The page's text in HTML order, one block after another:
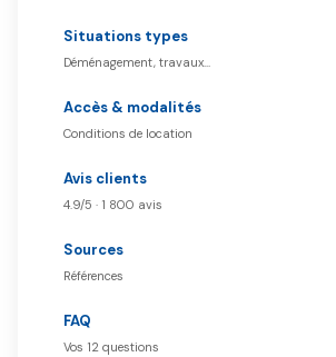
Situations types
Déménagement, travaux…
Accès & modalités
Conditions de location
Avis clients
4.9/5 · 1 800 avis
Sources
Références
FAQ
Vos 12 questions